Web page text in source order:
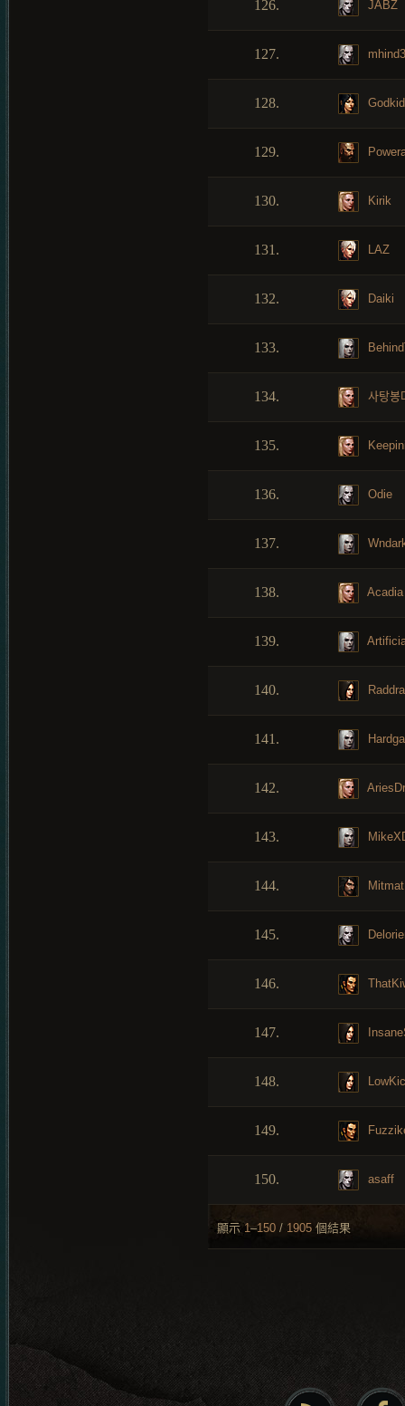
126. JABZ
127.
128. Godkid
129.
130. Kirik
131. LAZ
132. Daiki
133.
134. 사탕봉
135.
136. Odie
137.
138. Acadia
139.
140.
141.
142.
143.
144. Mitmat
145.
146.
147.
148.
149.
150. asaff
顯示 1–150 / 1905 個結果